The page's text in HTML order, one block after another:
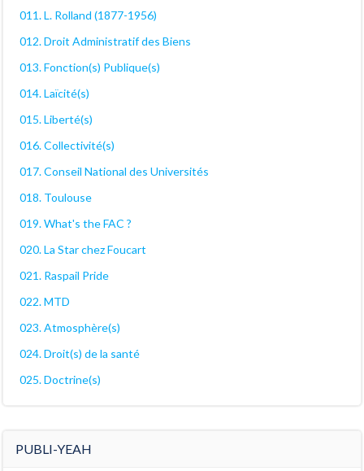
011. L. Rolland (1877-1956)
012. Droit Administratif des Biens
013. Fonction(s) Publique(s)
014. Laïcité(s)
015. Liberté(s)
016. Collectivité(s)
017. Conseil National des Universités
018. Toulouse
019. What's the FAC ?
020. La Star chez Foucart
021. Raspail Pride
022. MTD
023. Atmosphère(s)
024. Droit(s) de la santé
025. Doctrine(s)
PUBLI-YEAH